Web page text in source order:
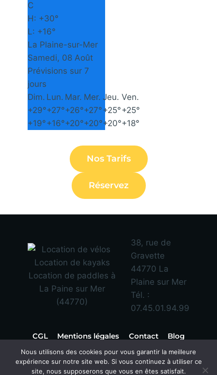
C
H: +30°
L: +16°
La Plaine-sur-Mer
Samedi, 08 Août
Prévisions sur 7
jours
Dim. Lun. Mar. Mer. Jeu. Ven.
+29°+27°+26°+27°+25°+25°
+19°+16°+20°+20°+20°+18°
Nos Tarifs
Réservez
38, rue de
Gravette
44770 La
Plaine sur Mer
Tél. :
07.45.01.94.99
CGL Mentions légales Contact Blog
Facebook
Instagram
Linkedin
Nous utilisons des cookies pour vous garantir la meilleure
expérience sur notre site web. Si vous continuez à utiliser ce
site, nous supposerons que vous en êtes satisfait.